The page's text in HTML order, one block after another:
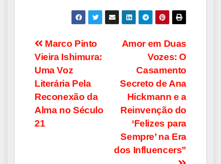
Navegação
de
Post
Amor em Duas
Vozes: O
Casamento
Secreto de Ana
Hickmann e a
Reinvenção do
‘Felizes para
Sempre’ na Era
dos Influencers”
Marco Pinto
Vieira Ishimura:
Uma Voz
Literária Pela
Reconexão da
Alma no Século
21